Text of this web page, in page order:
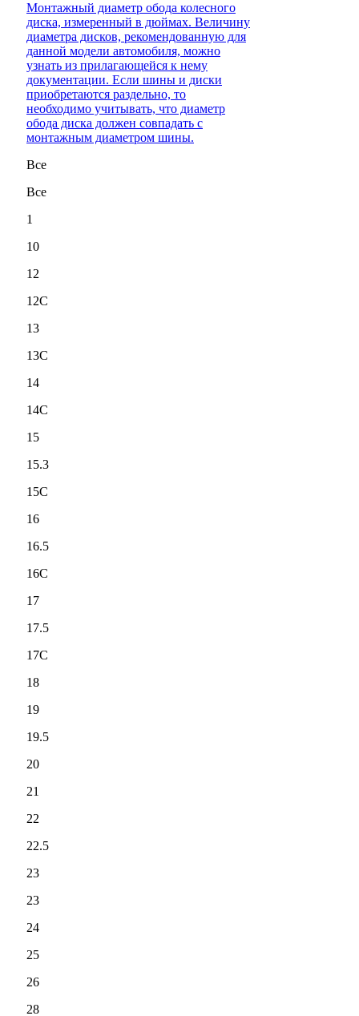
Монтажный диаметр обода колесного
диска, измеренный в дюймах. Величину
диаметра дисков, рекомендованную для
данной модели автомобиля, можно
узнать из прилагающейся к нему
документации. Если шины и диски
приобретаются раздельно, то
необходимо учитывать, что диаметр
обода диска должен совпадать с
монтажным диаметром шины.
Все
Все
1
10
12
12C
13
13C
14
14C
15
15.3
15C
16
16.5
16C
17
17.5
17C
18
19
19.5
20
21
22
22.5
23
23
24
25
26
28